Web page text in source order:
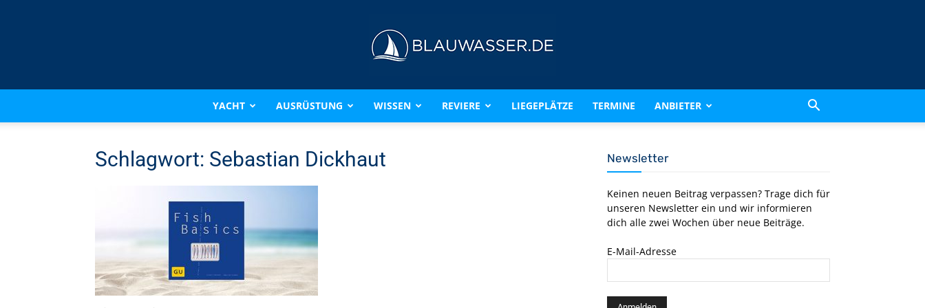
BLAUWASSER.DE
YACHT AUSRÜSTUNG WISSEN REVIERE LIEGEPLÄTZE TERMINE ANBIETER
Schlagwort: Sebastian Dickhaut Newsletter
Keinen neuen Beitrag verpassen? Trage dich für
unseren Newsletter ein und wir informieren
dich alle zwei Wochen über neue Beiträge.
E-Mail-Adresse